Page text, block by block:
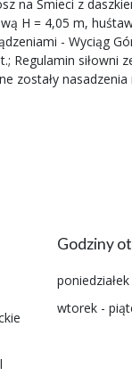
na Śmieci z
H = 4,05 m,
- Wyciąg
Regulamin
zostały
Godziny
wtorek -